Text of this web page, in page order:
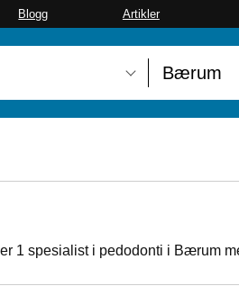
Blogg Artikler
1 spesialist i pedodonti i Bærum